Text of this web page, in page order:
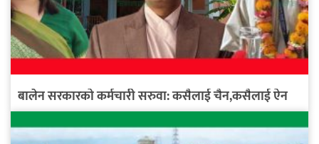
बालेन सरकारको कर्मचारी सरुवा: कसैलाई चैन,कसैलाई ऐन